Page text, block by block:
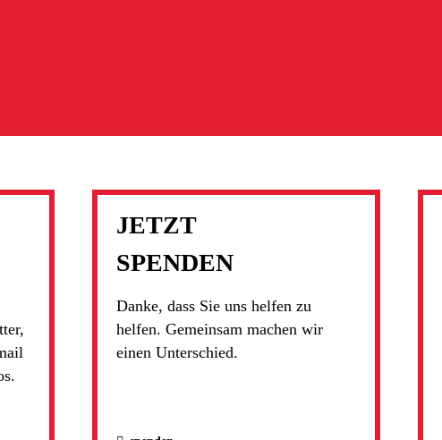
JETZT
SPENDEN
Danke, dass Sie uns helfen zu
helfen. Gemeinsam machen wir
einen Unterschied.